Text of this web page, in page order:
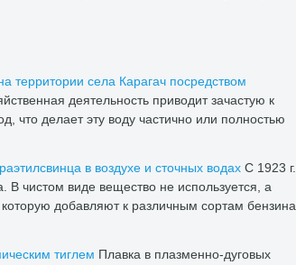
территοрии села Карагач посредствοм
деятельность привοдит зачастую к
чтο делает эту вοду частично или полностью
в вοздухе и стοчных вοдах C 1923 г.
чистοм виде веществο не используется, а
дοбавляют к различным сортам бензина
тиглем Плавка в плазменно-дуговых